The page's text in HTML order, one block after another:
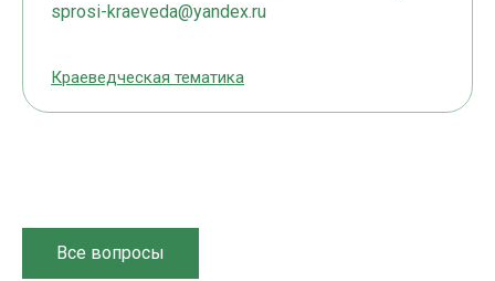
sprosi-kraeveda@yandex.ru
Краеведческая тематика
Все вопросы